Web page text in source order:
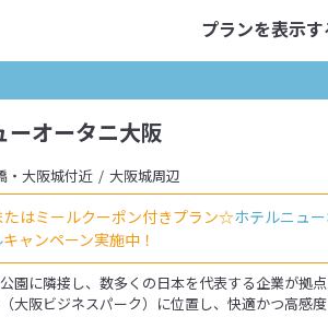
プランを表示す
ーオータニ大阪
・大阪城付近 大阪城周辺
たはミールクーポン付きプラン☆ホテルニュ
キャンペーン実施中！
園に隣接し、数多くの日本を代表する企業が拠
大阪ビジネスパーク）に位置し、快適かつ高感